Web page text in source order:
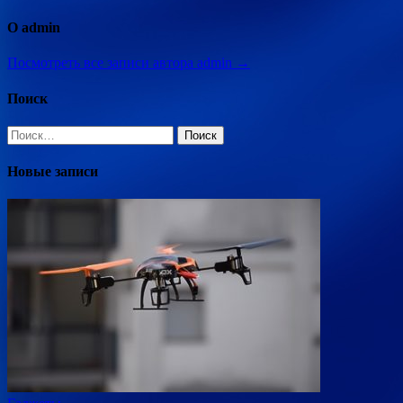
О admin
Посмотреть все записи автора admin →
Поиск
Найти:
Новые записи